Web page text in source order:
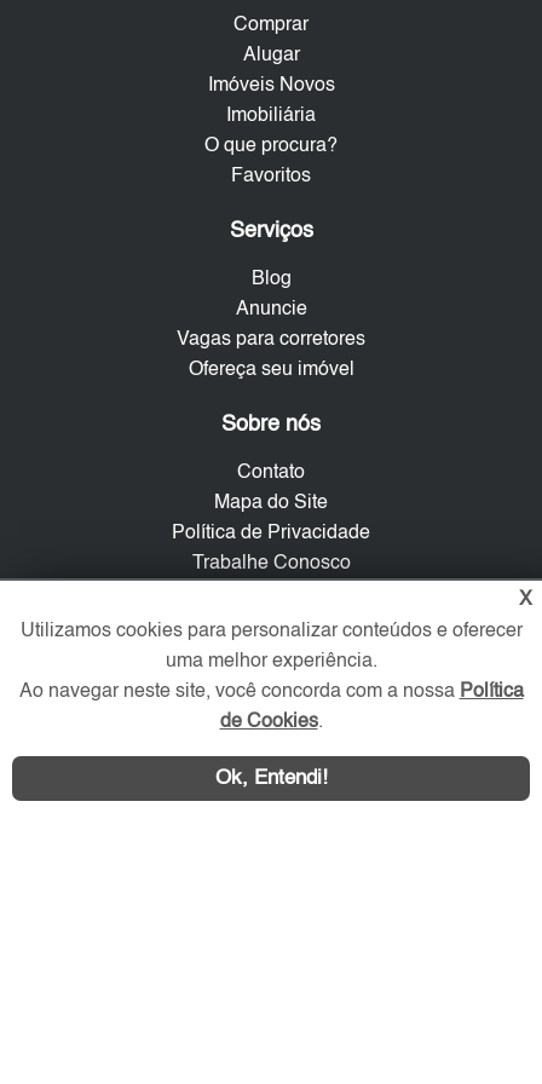
Comprar
Alugar
Imóveis Novos
Imobiliária
O que procura?
Favoritos
Serviços
Blog
Anuncie
Vagas para corretores
Ofereça seu imóvel
Sobre nós
Contato
Mapa do Site
Política de Privacidade
Trabalhe Conosco
Verificada por
Redes Sociais
X
Utilizamos cookies para personalizar conteúdos e oferecer
uma melhor experiência.
Ao navegar neste site, você concorda com a nossa Política
de Cookies.
Ok, Entendi!